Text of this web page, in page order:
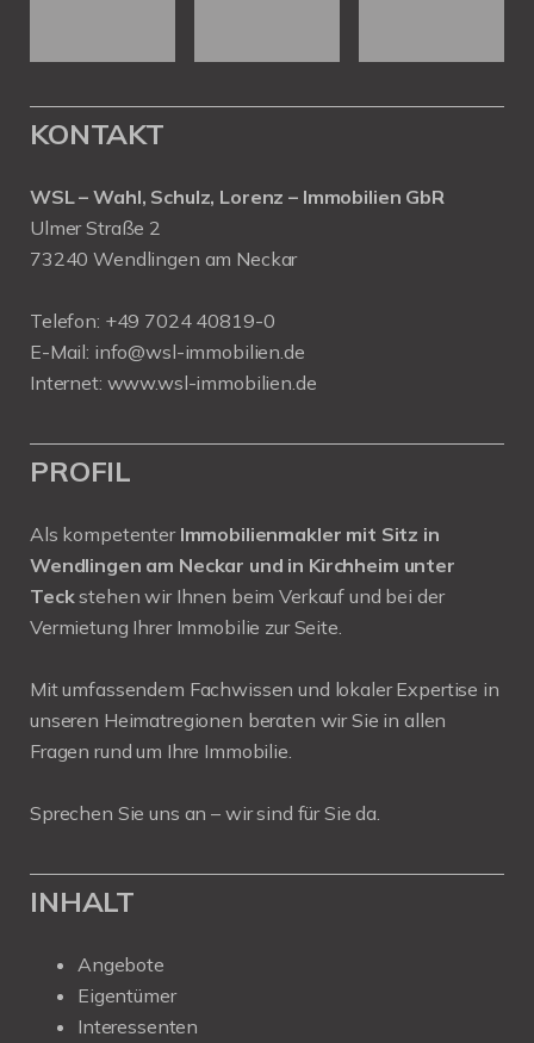
KONTAKT
WSL – Wahl, Schulz, Lorenz – Immobilien GbR
Ulmer Straße 2
73240 Wendlingen am Neckar
Telefon: +49 7024 40819-0
E-Mail: info@wsl-immobilien.de
Internet: www.wsl-immobilien.de
PROFIL
Als kompetenter Immobilienmakler mit Sitz in
Wendlingen am Neckar und in Kirchheim unter
Teckstehen wir Ihnen beim Verkauf und bei der
Vermietung Ihrer Immobilie zur Seite.
Mit umfassendem Fachwissen und lokaler Expertise in
unseren Heimatregionen beraten wir Sie in allen
Fragen rund um Ihre Immobilie.
Sprechen Sie uns an – wir sind für Sie da.
INHALT
Angebote
Eigentümer
Interessenten